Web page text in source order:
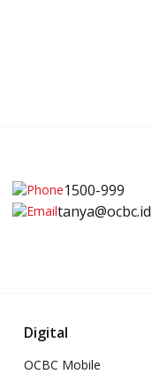
1500-999
tanya@ocbc.id
Digital
OCBC Mobile